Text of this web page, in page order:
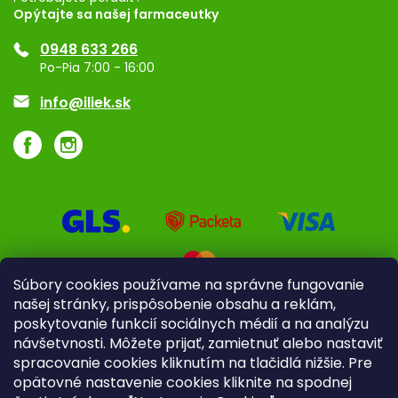
Súbory cookies používame na správne fungovanie
našej stránky, prispôsobenie obsahu a reklám,
poskytovanie funkcií sociálnych médií a na analýzu
návšetvnosti. Môžete prijať, zamietnuť alebo nastaviť
spracovanie cookies kliknutím na tlačidlá nižšie. Pre
opätovné nastavenie cookies kliknite na spodnej
Ponuka pre firmy
Značky
Opýtajte sa našej farmaceutky
0948 633 266
Po-Pia 7:00 - 16:00
info@iliek.sk